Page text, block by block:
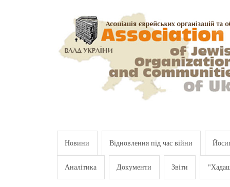
Новини Відновлення під час війни
Аналітика Документи Звіти